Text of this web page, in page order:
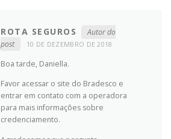
ROTA SEGUROS
Autor do
post
10 DE DEZEMBRO DE 2018
Boa tarde, Daniella.
Favor acessar o site do Bradesco e
entrar em contato com a operadora
para mais informações sobre
credenciamento.